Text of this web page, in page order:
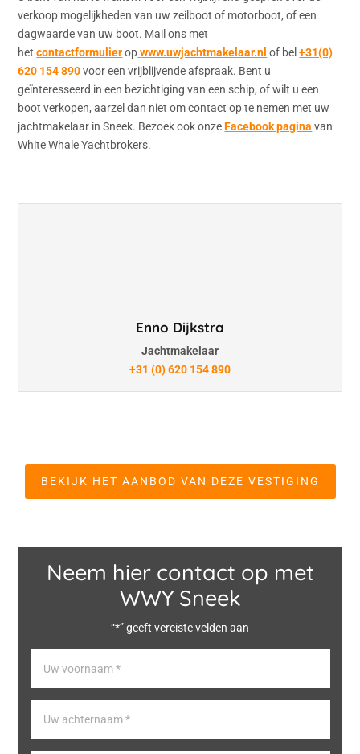
verkoop mogelijkheden van uw zeilboot of motorboot, of een
dagwaarde van uw boot. Mail ons met
hetcontactformulierop www.uwjachtmakelaar.nl of bel+31(0)
620 154 890voor een vrijblijvende afspraak. Bent u
geïnteresseerd in een bezichtiging van een schip, of wilt u een
boot verkopen, aarzel dan niet om contact op te nemen met uw
jachtmakelaar in Sneek. Bezoek ook onzeFacebook pagina van
White Whale Yachtbrokers.
Enno Dijkstra
Jachtmakelaar
+31 (0) 620 154 890
BEKIJK HET AANBOD VAN DEZE VESTIGING
Neem hier contact op met
WWY Sneek
“*” geeft vereiste velden aan